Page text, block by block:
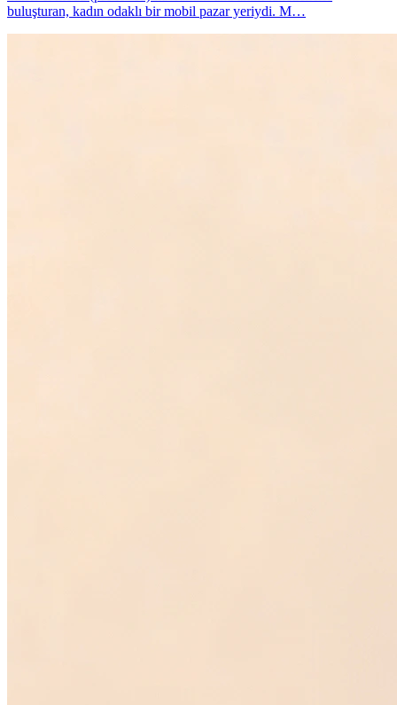
buluşturan, kadın odaklı bir mobil pazar yeriydi. M…